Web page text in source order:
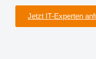
Jetzt IT-Experten